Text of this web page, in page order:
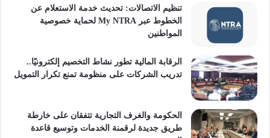
تنظيم الاتصالات: تحديث خدمة الاستعلام عن
الخطوط عبر My NTRA لحماية خصوصية
المواطنين
الرقابة المالية تطور نشاط التخصيم إلكترونيًا..
تدريب الشركات على منظومة تمنع تكرار التمويل
الحكومة والغرف التجارية تتفقان على خارطة
طريق جديدة لرقمنة الخدمات وتوسيع قاعدة